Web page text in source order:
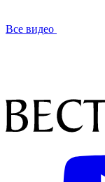
Все видео